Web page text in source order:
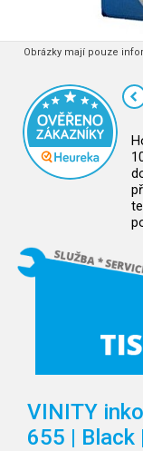
Obrázky mají pouze
VINITY
655 | Black